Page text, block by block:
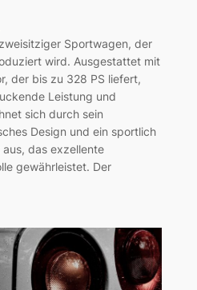
Sportwagen, der
wird. Ausgestattet mit
der bis zu 328 PS liefert,
Leistung und
sich durch sein
Design und ein sportlich
das exzellente
gewährleistet. Der